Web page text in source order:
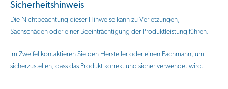
Sicherheitshinweis
Die Nichtbeachtung dieser Hinweise kann zu Verletzungen,
Sachschäden oder einer Beeinträchtigung der Produktleistung führen.
Im Zweifel kontaktieren Sie den Hersteller oder einen Fachmann, um
sicherzustellen, dass das Produkt korrekt und sicher verwendet wird.